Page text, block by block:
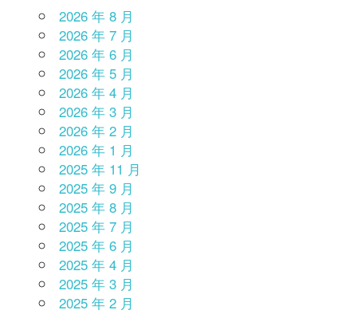
2026 年 8 月
2026 年 7 月
2026 年 6 月
2026 年 5 月
2026 年 4 月
2026 年 3 月
2026 年 2 月
2026 年 1 月
2025 年 11 月
2025 年 9 月
2025 年 8 月
2025 年 7 月
2025 年 6 月
2025 年 4 月
2025 年 3 月
2025 年 2 月